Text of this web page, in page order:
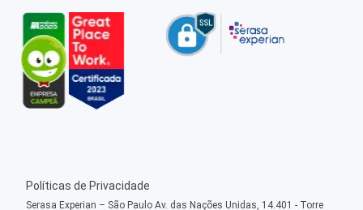
Políticas de Privacidade
Serasa Experian – São Paulo Av. das Nações Unidas, 14.401 - Torre